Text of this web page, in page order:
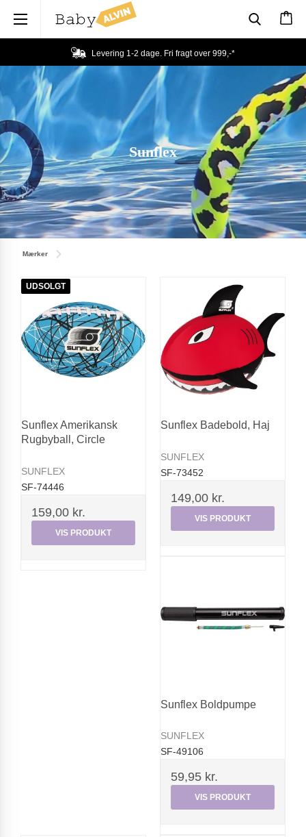
Levering 1-2 dage. Fri fragt over 999,-*
Sunflex
Mærker
UDSOLGT
Sunflex Amerikansk
Rugbyball, Circle
SUNFLEX
SF-74446
159,00 kr.
VIS PRODUKT
Sunflex Badebold, Haj
SUNFLEX
SF-73452
149,00 kr.
VIS PRODUKT
Sunflex Boldpumpe
SUNFLEX
SF-49106
59,95 kr.
VIS PRODUKT